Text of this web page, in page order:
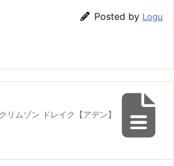
Posted by Logu
リムゾン ドレイク【アデン】